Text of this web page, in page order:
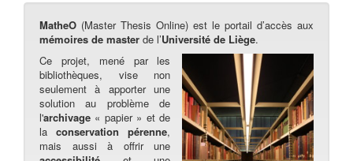
MatheO (Master Thesis Online) est le portail d’accès aux
mémoires de master de l’Université de Liège.
Ce projet, mené par les
bibliothèques, vise non
seulement à apporter une
solution au problème de
l'archivage « papier » et de
laconservation pérenne,
mais aussi à offrir une